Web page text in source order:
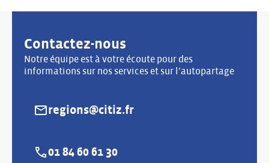
Contactez-nous
Notre équipe est à votre écoute pour des
informations sur nos services et sur l’autopartage
E-mail :regions@citiz.fr
Téléphone :
01 84 60 61 30